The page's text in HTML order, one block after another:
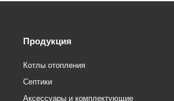
Продукция
Котлы отопления
Септики
Аксессуары и комплектующие